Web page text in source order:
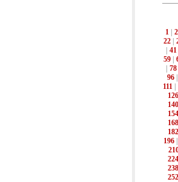
1
2
22|
41
59|
78
96
111|
126
140
154
168
182
196
224
238
252